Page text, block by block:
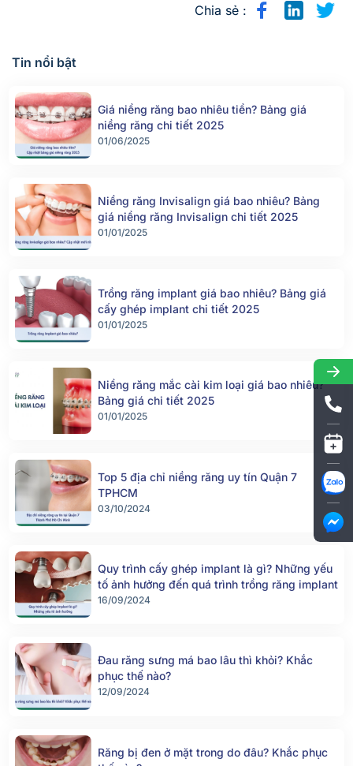
Chia sẻ :
Tin nổi bật
Giá niềng răng bao nhiêu tiền? Bảng giá
niềng răng chi tiết 2025
01/06/2025
Niềng răng Invisalign giá bao nhiêu? Bảng
giá niềng răng Invisalign chi tiết 2025
01/01/2025
Trồng răng implant giá bao nhiêu? Bảng giá
cấy ghép implant chi tiết 2025
01/01/2025
Niềng răng mắc cài kim loại giá bao nhiêu?
Bảng giá chi tiết 2025
01/01/2025
Top 5 địa chỉ niềng răng uy tín Quận 7
TPHCM
03/10/2024
Quy trình cấy ghép implant là gì? Những yếu
tố ảnh hưởng đến quá trình trồng răng implant
16/09/2024
Đau răng sưng má bao lâu thì khỏi? Khắc
phục thế nào?
12/09/2024
Răng bị đen ở mặt trong do đâu? Khắc phục